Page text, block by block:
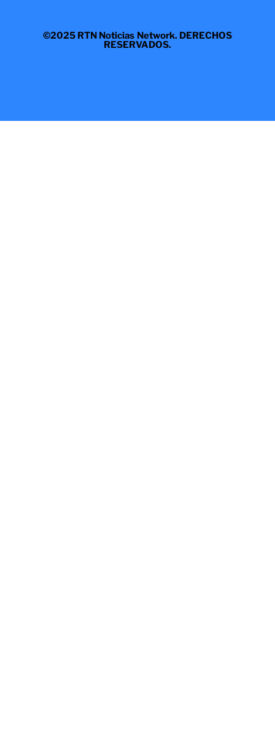
©2025 RTN Noticias Network. DERECHOS
RESERVADOS.